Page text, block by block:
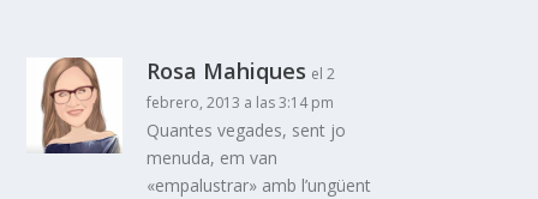
Rosa Mahiques el 2
febrero, 2013 a las 3:14 pm
Quantes vegades, sent jo
menuda, em van
«empalustrar» amb l’ungüent